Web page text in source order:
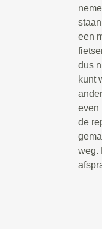
een
dus
kunt
even
de
weg.